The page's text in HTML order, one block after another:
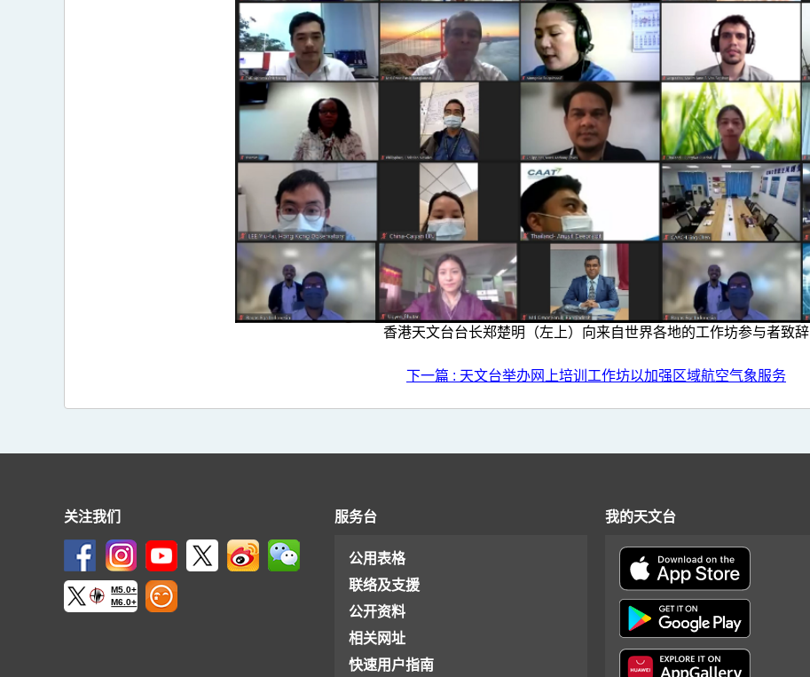
香港天文台台长郑楚明（左上）向来自世界各地的工作坊参与者致辞
下一篇 : 天文台举办网上培训工作坊以加强区域航空气象服务
关注我们
M5.0+
M6.0+
服务台
公用表格
联络及支援
公开资料
相关网址
快速用户指南
我的天文台